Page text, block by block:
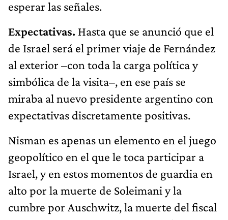
esperar las señales.
Expectativas. Hasta que se anunció que el
de Israel será el primer viaje de Fernández
al exterior –con toda la carga política y
simbólica de la visita–, en ese país se
miraba al nuevo presidente argentino con
expectativas discretamente positivas.
Nisman es apenas un elemento en el juego
geopolítico en el que le toca participar a
Israel, y en estos momentos de guardia en
alto por la muerte de Soleimani y la
cumbre por Auschwitz, la muerte del fiscal